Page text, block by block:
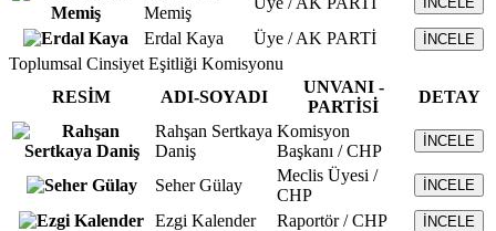
Memiş
Erdal Kaya Üye / AK PARTİ İNCELE
Toplumsal Cinsiyet Eşitliği Komisyonu
RESİM
ADI-SOYADI
UNVANI -
PARTİSİ
DETAY
Rahşan Sertkaya
Daniş
Komisyon
Başkanı / CHP
İNCELE
Seher Gülay
Meclis Üyesi /
CHP
İNCELE
Ezgi Kalender Raportör / CHP İNCELE